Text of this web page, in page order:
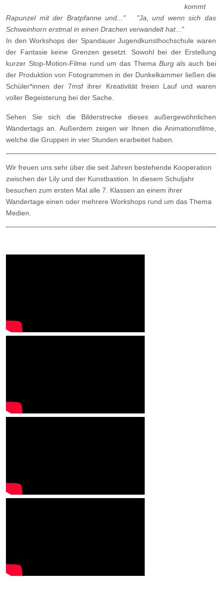
kommt
Rapunzel mit der Bratpfanne und..." "Ja, und wenn sich das
Schweinhorn erstmal in einen Drachen verwandelt hat..."
In den Workshops der Spandauer Jugendkunsthochschule waren
der Fantasie keine Grenzen gesetzt. Sowohl bei der Erstellung
kurzer Stop-Motion-Filme rund um das Thema Burgals auch bei
der Produktion von Fotogrammen in der Dunkelkammer ließen die
Schüler*innen der 7msf ihrer Kreativität freien Lauf und waren
voller Begeisterung bei der Sache.
Sehen Sie sich die Bilderstrecke dieses außergewöhnlichen
Wandertags an. Außerdem zeigen wir Ihnen die Animationsfilme,
welche die Gruppen in vier Stunden erarbeitet haben.
Wir freuen uns sehr über die seit Jahren bestehende Kooperation
zwischen der Lily und der Kunstbastion. In diesem Schuljahr
besuchen zum ersten Mal alle 7. Klassen an einem ihrer
Wandertage einen oder mehrere Workshops rund um das Thema
Medien.